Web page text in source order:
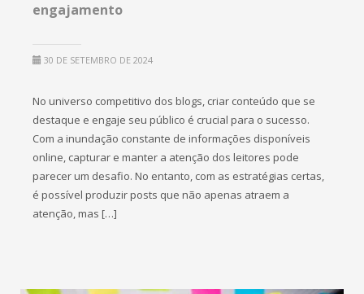
engajamento
30 DE SETEMBRO DE 2024
No universo competitivo dos blogs, criar conteúdo que se
destaque e engaje seu público é crucial para o sucesso.
Com a inundação constante de informações disponíveis
online, capturar e manter a atenção dos leitores pode
parecer um desafio. No entanto, com as estratégias certas,
é possível produzir posts que não apenas atraem a
atenção, mas […]